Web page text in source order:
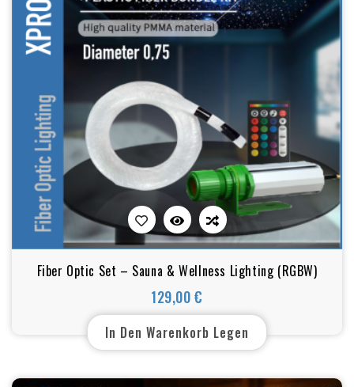
Fiber Optic Set – Sauna & Wellness Lighting (RGBW)
129,00 €
Preis
In Den Warenkorb Legen